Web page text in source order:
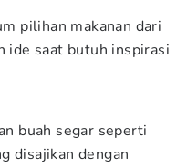
pilihan makanan dari
ide saat butuh inspirasi
buah segar seperti
disajikan dengan